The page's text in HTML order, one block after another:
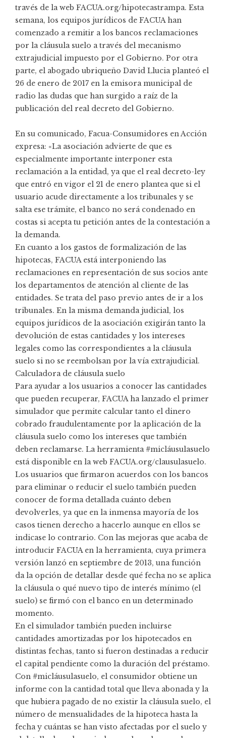
través de la web FACUA.org/hipotecastrampa. Esta
semana, los equipos jurídicos de FACUA han
comenzado a remitir a los bancos reclamaciones
por la cláusula suelo a través del mecanismo
extrajudicial impuesto por el Gobierno. Por otra
parte, el abogado ubriqueño David Llucia planteó el
26 de enero de 2017 en la emisora municipal de
radio las dudas que han surgido a raíz de la
publicación del real decreto del Gobierno.
En su comunicado, Facua-Consumidores en Acción
expresa: «La asociación advierte de que es
especialmente importante interponer esta
reclamación a la entidad, ya que el real decreto-ley
que entró en vigor el 21 de enero plantea que si el
usuario acude directamente a los tribunales y se
salta ese trámite, el banco no será condenado en
costas si acepta tu petición antes de la contestación a
la demanda.
En cuanto a los gastos de formalización de las
hipotecas, FACUA está interponiendo las
reclamaciones en representación de sus socios ante
los departamentos de atención al cliente de las
entidades. Se trata del paso previo antes de ir a los
tribunales. En la misma demanda judicial, los
equipos jurídicos de la asociación exigirán tanto la
devolución de estas cantidades y los intereses
legales como las correspondientes a la cláusula
suelo si no se reembolsan por la vía extrajudicial.
Calculadora de cláusula suelo
Para ayudar a los usuarios a conocer las cantidades
que pueden recuperar, FACUA ha lanzado el primer
simulador que permite calcular tanto el dinero
cobrado fraudulentamente por la aplicación de la
cláusula suelo como los intereses que también
deben reclamarse. La herramienta #micláusulasuelo
está disponible en la web FACUA.org/clausulasuelo.
Los usuarios que firmaron acuerdos con los bancos
para eliminar o reducir el suelo también pueden
conocer de forma detallada cuánto deben
devolverles, ya que en la inmensa mayoría de los
casos tienen derecho a hacerlo aunque en ellos se
indicase lo contrario. Con las mejoras que acaba de
introducir FACUA en la herramienta, cuya primera
versión lanzó en septiembre de 2013, una función
da la opción de detallar desde qué fecha no se aplica
la cláusula o qué nuevo tipo de interés mínimo (el
suelo) se firmó con el banco en un determinado
momento.
En el simulador también pueden incluirse
cantidades amortizadas por los hipotecados en
distintas fechas, tanto si fueron destinadas a reducir
el capital pendiente como la duración del préstamo.
Con #micláusulasuelo, el consumidor obtiene un
informe con la cantidad total que lleva abonada y la
que hubiera pagado de no existir la cláusula suelo, el
número de mensualidades de la hipoteca hasta la
fecha y cuántas se han visto afectadas por el suelo y